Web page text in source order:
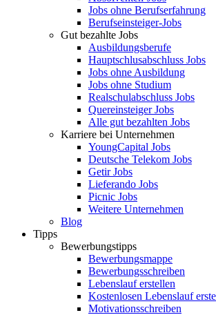
Jobs ohne Berufserfahrung
Berufseinsteiger-Jobs
Gut bezahlte Jobs
Ausbildungsberufe
Hauptschlusabschluss Jobs
Jobs ohne Ausbildung
Jobs ohne Studium
Realschulabschluss Jobs
Quereinsteiger Jobs
Alle gut bezahlten Jobs
Karriere bei Unternehmen
YoungCapital Jobs
Deutsche Telekom Jobs
Getir Jobs
Lieferando Jobs
Picnic Jobs
Weitere Unternehmen
Blog
Tipps
Bewerbungstipps
Bewerbungsmappe
Bewerbungsschreiben
Lebenslauf erstellen
Kostenlosen Lebenslauf
Motivationsschreiben